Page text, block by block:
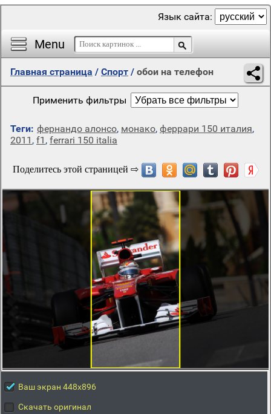
Menu
Язык сайта:
Главная страница / Спорт / обои на телефон
Применить фильтры
Теги: фернандо алонсо, монако, феррари 150 италия,
2011 , f1 , ferrari 150 italia
Ваш экран 448x896
Скачать оригинал